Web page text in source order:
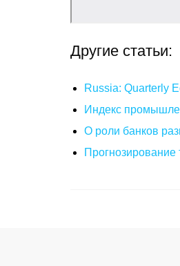
Другие статьи:
Russia: Quarterly
Индекс
О роли банков
Прогнозирование